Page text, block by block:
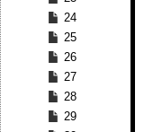
24
25
26
27
28
29